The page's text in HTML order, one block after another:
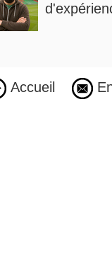
Accueil